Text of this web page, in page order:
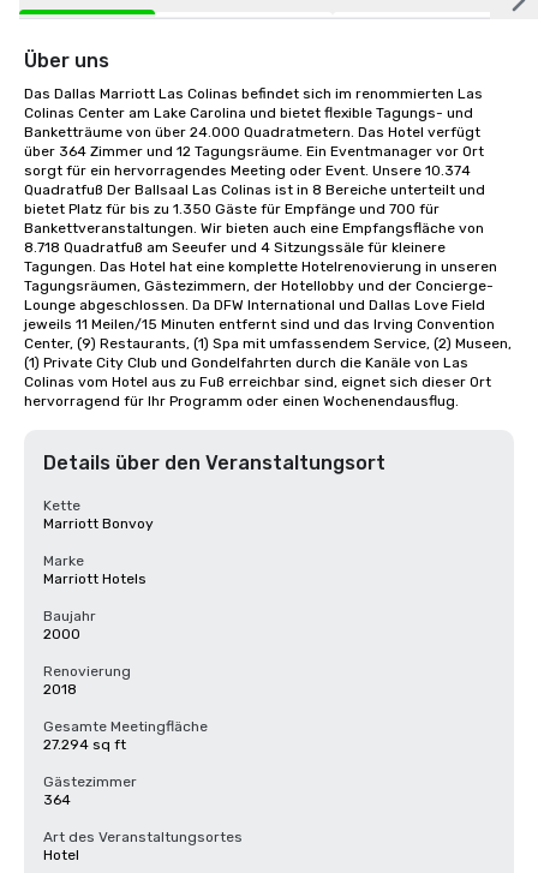
Über uns
Das Dallas Marriott Las Colinas befindet sich im renommierten Las
Colinas Center am Lake Carolina und bietet flexible Tagungs- und
Banketträume von über 24.000 Quadratmetern. Das Hotel verfügt
über 364 Zimmer und 12 Tagungsräume. Ein Eventmanager vor Ort
sorgt für ein hervorragendes Meeting oder Event. Unsere 10.374
Quadratfuß Der Ballsaal Las Colinas ist in 8 Bereiche unterteilt und
bietet Platz für bis zu 1.350 Gäste für Empfänge und 700 für
Bankettveranstaltungen. Wir bieten auch eine Empfangsfläche von
8.718 Quadratfuß am Seeufer und 4 Sitzungssäle für kleinere
Tagungen. Das Hotel hat eine komplette Hotelrenovierung in unseren
Tagungsräumen, Gästezimmern, der Hotellobby und der Concierge-
Lounge abgeschlossen. Da DFW International und Dallas Love Field
jeweils 11 Meilen/15 Minuten entfernt sind und das Irving Convention
Center, (9) Restaurants, (1) Spa mit umfassendem Service, (2) Museen,
(1) Private City Club und Gondelfahrten durch die Kanäle von Las
Colinas vom Hotel aus zu Fuß erreichbar sind, eignet sich dieser Ort
hervorragend für Ihr Programm oder einen Wochenendausflug.
Details über den Veranstaltungsort
Kette
Marriott Bonvoy
Marke
Marriott Hotels
Baujahr
2000
Renovierung
2018
Gesamte Meetingfläche
27.294 sq ft
Gästezimmer
364
Art des Veranstaltungsortes
Hotel